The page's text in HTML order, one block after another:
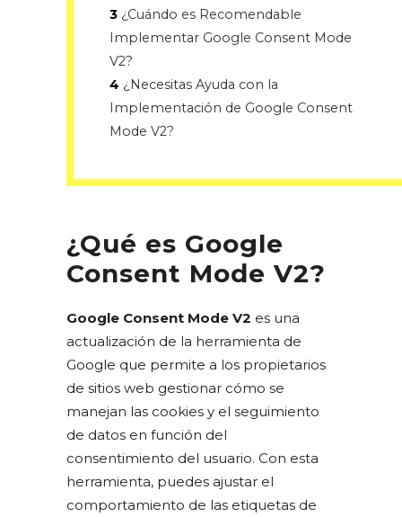
3 ¿Cuándo es Recomendable
Implementar Google Consent Mode
V2?
4 ¿Necesitas Ayuda con la
Implementación de Google Consent
Mode V2?
¿Qué es Google
Consent Mode V2?
Google Consent Mode V2 es una
actualización de la herramienta de
Google que permite a los propietarios
de sitios web gestionar cómo se
manejan las cookies y el seguimiento
de datos en función del
consentimiento del usuario. Con esta
herramienta, puedes ajustar el
comportamiento de las etiquetas de